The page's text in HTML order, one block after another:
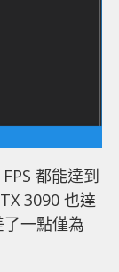
都能達到
3090 也達
了一點僅為